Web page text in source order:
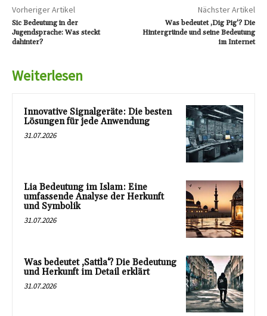
Vorheriger Artikel
Sic Bedeutung in der
Jugendsprache: Was steckt
dahinter?
Nächster Artikel
Was bedeutet ‚Dig Pig‘? Die
Hintergründe und seine Bedeutung
im Internet
Weiterlesen
Innovative Signalgeräte: Die besten
Lösungen für jede Anwendung
31.07.2026
Lia Bedeutung im Islam: Eine
umfassende Analyse der Herkunft
und Symbolik
31.07.2026
Was bedeutet ‚Sattla‘? Die Bedeutung
und Herkunft im Detail erklärt
31.07.2026